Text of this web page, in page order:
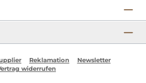
Reklamation
Newsletter
widerrufen